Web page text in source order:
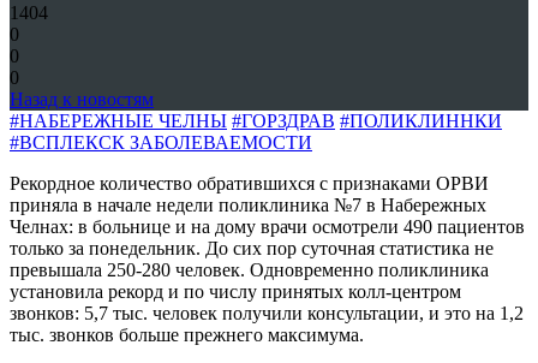
1404
0
0
0
Назад к новостям
#НАБЕРЕЖНЫЕ ЧЕЛНЫ #ГОРЗДРАВ #ПОЛИКЛИННКИ
#ВСПЛЕКСК ЗАБОЛЕВАЕМОСТИ
Рекордное количество обратившихся с признаками ОРВИ
приняла в начале недели поликлиника №7 в Набережных
Челнах: в больнице и на дому врачи осмотрели 490 пациентов
только за понедельник. До сих пор суточная статистика не
превышала 250-280 человек. Одновременно поликлиника
установила рекорд и по числу принятых колл-центром
звонков: 5,7 тыс. человек получили консультации, и это на 1,2
тыс. звонков больше прежнего максимума.